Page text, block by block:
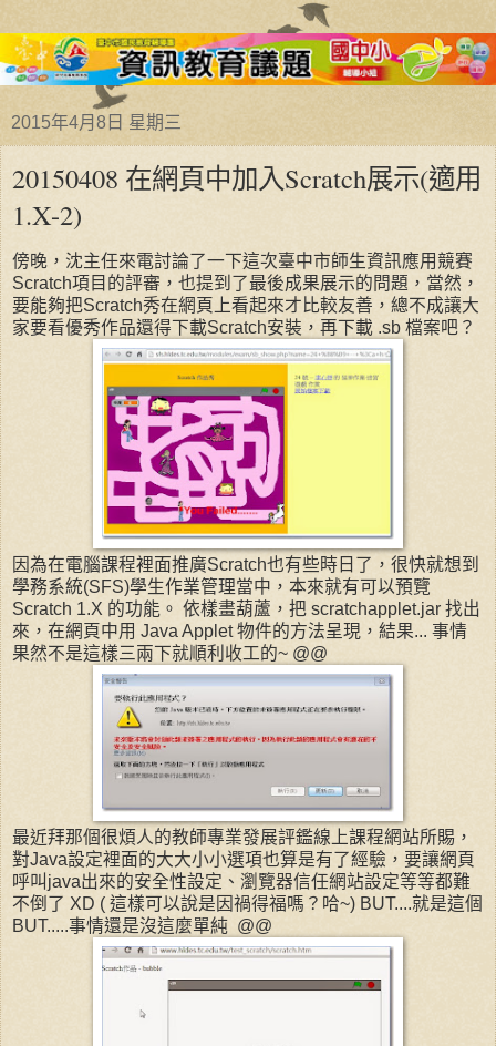
2015年4月8日 星期三
20150408 在網頁中加入Scratch展示(適用
1.X-2)
傍晚，沈主任來電討論了一下這次臺中市師生資訊應用競賽
Scratch項目的評審，也提到了最後成果展示的問題，當然，
要能夠把Scratch秀在網頁上看起來才比較友善，總不成讓大
家要看優秀作品還得下載Scratch安裝，再下載 .sb 檔案吧？
因為在電腦課程裡面推廣Scratch也有些時日了，很快就想到
學務系統(SFS)學生作業管理當中，本來就有可以預覽
Scratch 1.X 的功能。 依樣畫葫蘆，把 scratchapplet.jar 找出
來，在網頁中用 Java Applet 物件的方法呈現，結果... 事情
果然不是這樣三兩下就順利收工的~ @@
最近拜那個很煩人的教師專業發展評鑑線上課程網站所賜，
對Java設定裡面的大大小小選項也算是有了經驗，要讓網頁
呼叫java出來的安全性設定、瀏覽器信任網站設定等等都難
不倒了 XD ( 這樣可以說是因禍得福嗎？哈~) BUT....就是這個
BUT.....事情還是沒這麼單純 @@